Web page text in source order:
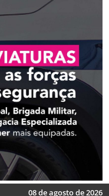
08 de agosto de 2026